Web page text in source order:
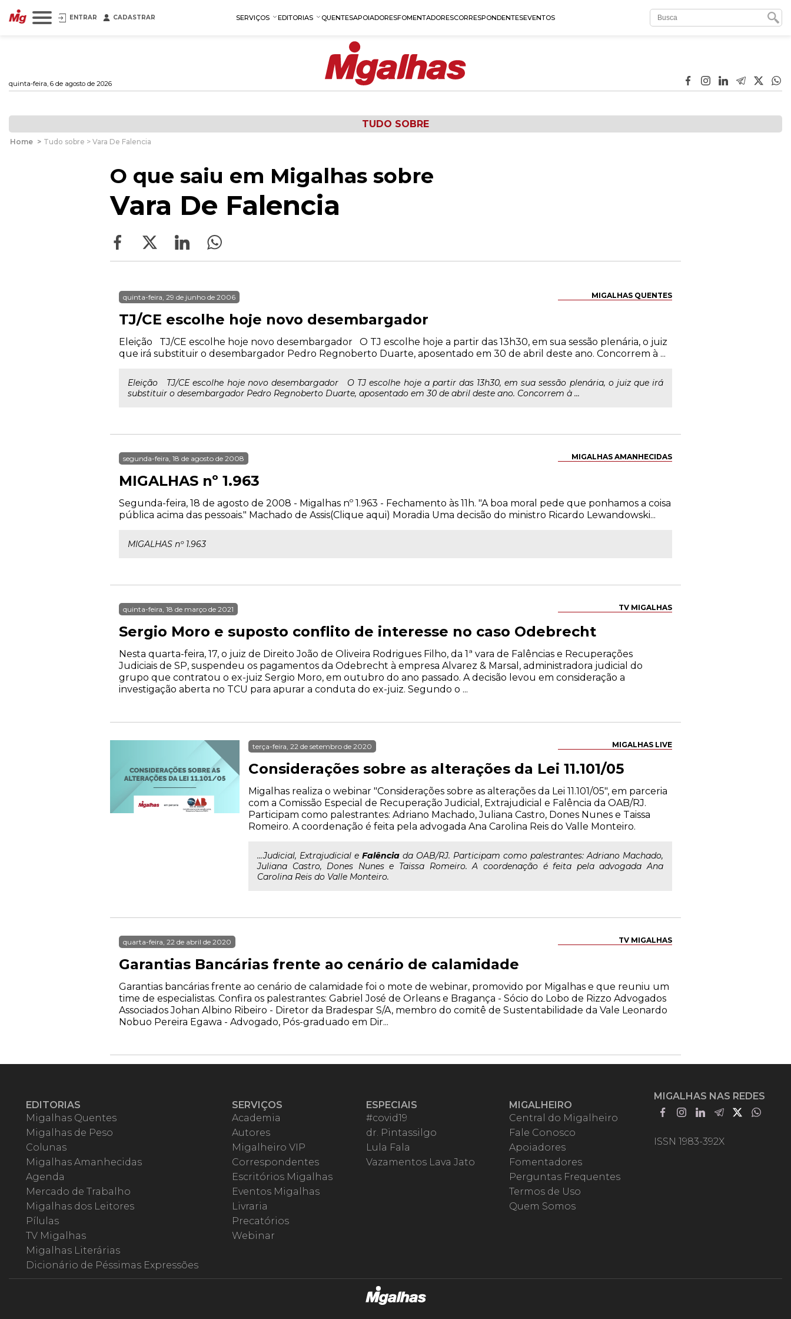
ENTRAR CADASTRAR SERVIÇOS EDITORIAS QUENTESAPOIADORESFOMENTADORESCORRESPONDENTESEVENTOS
quinta-feira, 6 de agosto de 2026
TUDO SOBRE
Home > Tudo sobre > Vara De Falencia
O que saiu em Migalhas sobre
Vara De Falencia
MIGALHAS QUENTES
quinta-feira, 29 de junho de 2006
TJ/CE escolhe hoje novo desembargador
Eleição TJ/CE escolhe hoje novo desembargador O TJ escolhe hoje a partir das 13h30, em sua sessão plenária, o juiz
que irá substituir o desembargador Pedro Regnoberto Duarte, aposentado em 30 de abril deste ano. Concorrem à ...
Eleição TJ/CE escolhe hoje novo desembargador O TJ escolhe hoje a partir das 13h30, em sua sessão plenária, o juiz que irá
substituir o desembargador Pedro Regnoberto Duarte, aposentado em 30 de abril deste ano. Concorrem à ...
MIGALHAS AMANHECIDAS
segunda-feira, 18 de agosto de 2008
MIGALHAS nº 1.963
Segunda-feira, 18 de agosto de 2008 - Migalhas nº 1.963 - Fechamento às 11h. "A boa moral pede que ponhamos a coisa
pública acima das pessoais." Machado de Assis(Clique aqui) Moradia Uma decisão do ministro Ricardo Lewandowski...
MIGALHAS nº 1.963
TV MIGALHAS
quinta-feira, 18 de março de 2021
Sergio Moro e suposto conflito de interesse no caso Odebrecht
Nesta quarta-feira, 17, o juiz de Direito João de Oliveira Rodrigues Filho, da 1ª vara de Falências e Recuperações
Judiciais de SP, suspendeu os pagamentos da Odebrecht à empresa Alvarez & Marsal, administradora judicial do
grupo que contratou o ex-juiz Sergio Moro, em outubro do ano passado. A decisão levou em consideração a
investigação aberta no TCU para apurar a conduta do ex-juiz. Segundo o ...
MIGALHAS LIVE
terça-feira, 22 de setembro de 2020
Considerações sobre as alterações da Lei 11.101/05
Migalhas realiza o webinar "Considerações sobre as alterações da Lei 11.101/05", em parceria
com a Comissão Especial de Recuperação Judicial, Extrajudicial e Falência da OAB/RJ.
Participam como palestrantes: Adriano Machado, Juliana Castro, Dones Nunes e Taissa
Romeiro. A coordenação é feita pela advogada Ana Carolina Reis do Valle Monteiro.
...Judicial, Extrajudicial e Falência da OAB/RJ. Participam como palestrantes: Adriano Machado,
Juliana Castro, Dones Nunes e Taissa Romeiro. A coordenação é feita pela advogada Ana
Carolina Reis do Valle Monteiro.
TV MIGALHAS
quarta-feira, 22 de abril de 2020
Garantias Bancárias frente ao cenário de calamidade
Garantias bancárias frente ao cenário de calamidade foi o mote de webinar, promovido por Migalhas e que reuniu um
time de especialistas. Confira os palestrantes: Gabriel José de Orleans e Bragança - Sócio do Lobo de Rizzo Advogados
Associados Johan Albino Ribeiro - Diretor da Bradespar S/A, membro do comitê de Sustentabilidade da Vale Leonardo
Nobuo Pereira Egawa - Advogado, Pós-graduado em Dir...
EDITORIAS
Migalhas Quentes
Migalhas de Peso
Colunas
Migalhas Amanhecidas
Agenda
Mercado de Trabalho
Migalhas dos Leitores
Pílulas
TV Migalhas
Migalhas Literárias
Dicionário de Péssimas Expressões
SERVIÇOS
Academia
Autores
Migalheiro VIP
Correspondentes
Escritórios Migalhas
Eventos Migalhas
Livraria
Precatórios
Webinar
ESPECIAIS
#covid19
dr. Pintassilgo
Lula Fala
Vazamentos Lava Jato
MIGALHEIRO
Central do Migalheiro
Fale Conosco
Apoiadores
Fomentadores
Perguntas Frequentes
Termos de Uso
Quem Somos
MIGALHAS NAS REDES
ISSN 1983-392X